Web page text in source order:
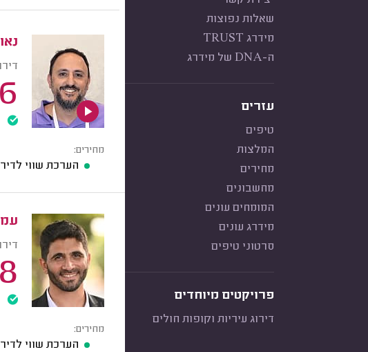
שאלות נפוצות
מידרג TRUST
ה-DNA של מידרג
עזרים
טיפים
המלצות
מחירים
מחשבונים
המומחים עונים
מידרג עונים
סרטוני טיפים
פרויקטים מיוחדים
דירוג עיריות וקופות חולים
מחירים:
הערכת שווי
מחירים:
הערכת שווי